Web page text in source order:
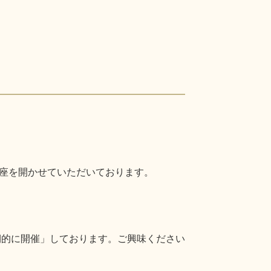
開かせていただいております。
に開催」しております。ご興味ください